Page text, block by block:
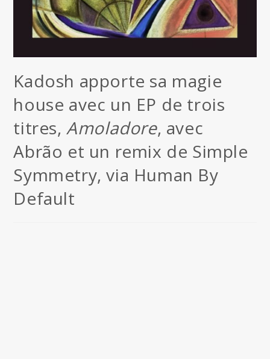
Kadosh apporte sa magie
house avec un EP de trois
titres,Amoladore, avec
Abrão et un remix de Simple
Symmetry, via Human By
Default